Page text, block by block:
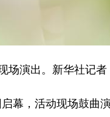
场演出。新华社记
，活动现场鼓曲